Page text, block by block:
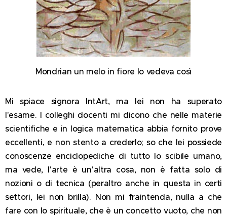
Mondrian un melo in fiore lo vedeva così
Mi spiace signora IntArt, ma lei non ha superato
l'esame. I colleghi docenti mi dicono che nelle materie
scientifiche e in logica matematica abbia fornito prove
eccellenti, e non stento a crederlo; so che lei possiede
conoscenze enciclopediche di tutto lo scibile umano,
ma vede, l'arte è un'altra cosa, non è fatta solo di
nozioni o di tecnica (peraltro anche in questa in certi
settori, lei non brilla). Non mi fraintenda, nulla a che
fare con lo spirituale, che è un concetto vuoto, che non